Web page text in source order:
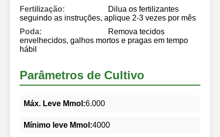
Fertilização:
Dilua os fertilizantes
seguindo as instruções, aplique 2-3 vezes por mês
Poda:
Remova tecidos
envelhecidos, galhos mortos e pragas em tempo
hábil
Parâmetros de Cultivo
Máx. Leve Mmol:6.000
Mínimo leve Mmol:4000